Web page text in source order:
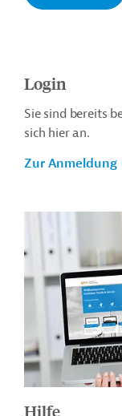
Login
Sie sind bereits
sich hier an.
Zur Anmeldung
Hilfe